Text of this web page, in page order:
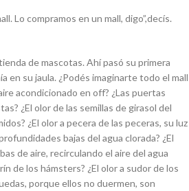
. Lo compramos en un mall, digo”,decís.
de mascotas. Ahí pasó su primera
en su jaula. ¿Podés imaginarte todo el mall
acondicionado en off? ¿Las puertas
¿El olor de las semillas de girasol del
¿El olor a pecera de las peceras, su luz
bajas del agua clorada? ¿El
de aire, recirculando el aire del agua
de los hámsters? ¿El olor a sudor de los
porque ellos no duermen, son